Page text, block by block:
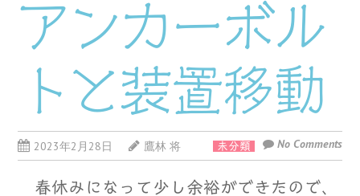
アンカーボル
トと装置移動
2023年2月28日 鷹林 将 未分類 No Comments
春休みになって少し余裕ができたので、